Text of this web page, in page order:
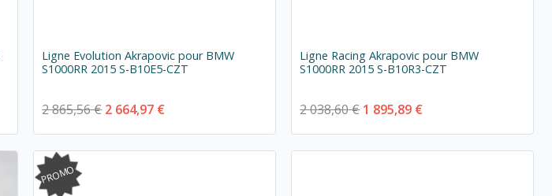
Ligne Evolution Akrapovic pour BMW
S1000RR 2015 S-B10E5-CZT
2 865,56 € 2 664,97 €
Ligne Racing Akrapovic pour BMW
S1000RR 2015 S-B10R3-CZT
2 038,60 € 1 895,89 €
PROMO